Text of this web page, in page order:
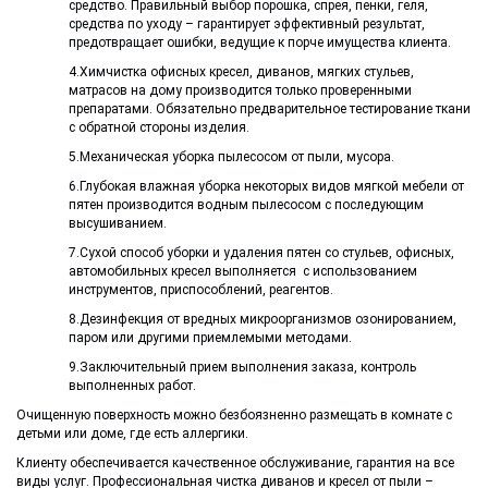
средство. Правильный выбор порошка, спрея, пенки, геля,
средства по уходу – гарантирует эффективный результат,
предотвращает ошибки, ведущие к порче имущества клиента.
4.Химчистка офисных кресел, диванов, мягких стульев,
матрасов на дому производится только проверенными
препаратами. Обязательно предварительное тестирование ткани
с обратной стороны изделия.
5.Механическая уборка пылесосом от пыли, мусора.
6.Глубокая влажная уборка некоторых видов мягкой мебели от
пятен производится водным пылесосом с последующим
высушиванием.
7.Сухой способ уборки и удаления пятен со стульев, офисных,
автомобильных кресел выполняется с использованием
инструментов, приспособлений, реагентов.
8.Дезинфекция от вредных микроорганизмов озонированием,
паром или другими приемлемыми методами.
9.Заключительный прием выполнения заказа, контроль
выполненных работ.
Очищенную поверхность можно безбоязненно размещать в комнате с
детьми или доме, где есть аллергики.
Клиенту обеспечивается качественное обслуживание, гарантия на все
виды услуг. Профессиональная чистка диванов и кресел от пыли –